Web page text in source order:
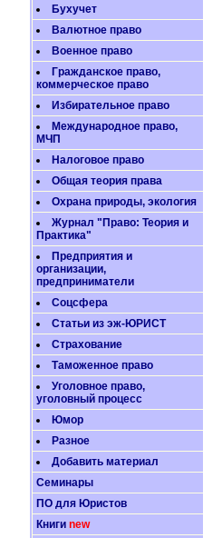
Бухучет
Валютное право
Военное право
Гражданское право,
коммерческое право
Избирательное право
Международное право,
МЧП
Налоговое право
Общая теория права
Охрана природы, экология
Журнал "Право: Теория и
Практика"
Предприятия и
организации,
предприниматели
Соцсфера
Статьи из эж-ЮРИСТ
Страхование
Таможенное право
Уголовное право,
уголовный процесс
Юмор
Разное
Добавить материал
Семинары
ПО для Юристов
Книги new